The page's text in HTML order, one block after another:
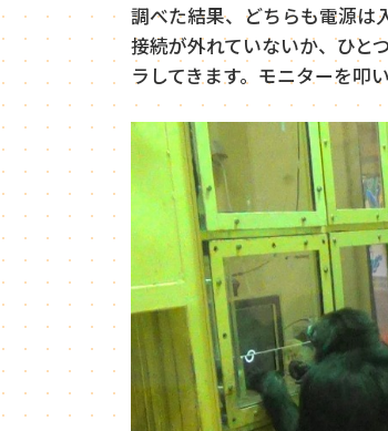
調べた結果、どちらも電源
接続が外れていないか、ひと
ラしてきます。モニターを叩